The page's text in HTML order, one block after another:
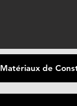
Matériaux de